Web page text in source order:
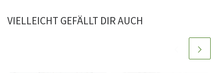
VIELLEICHT GEFÄLLT DIR AUCH